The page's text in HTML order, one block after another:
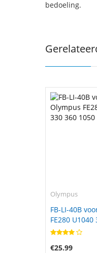
bedoeling.
Olympus
FB-LI-40B
FE280 U1040
1050
€25.99